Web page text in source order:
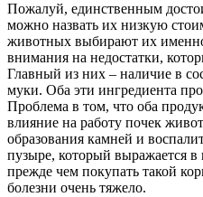
Пожалуй, единственным
можно назвать их низкую
животных выбирают их
внимания на недостатки,
Главный из них – наличие в
муки. Оба эти ингредиента
Проблема в том, что оба
влияние на работу почек
образования камней и
пузыре, который выражается в
прежде чем покупать такой
болезни очень тяжело.